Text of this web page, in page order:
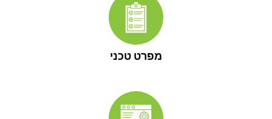
מפרט טכני